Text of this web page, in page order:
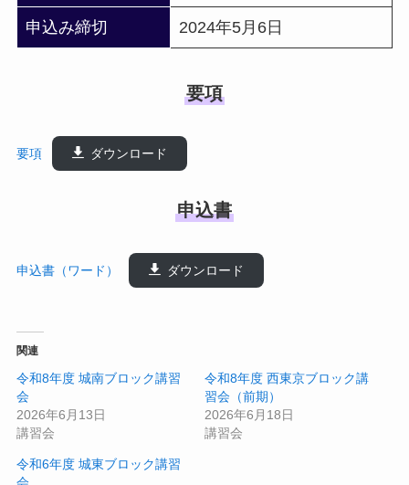
申込み締切 2024年5月6日
要項
要項 ダウンロード
申込書
申込書（ワード） ダウンロード
関連
令和8年度 城南ブロック講習
会
2026年6月13日
講習会
令和8年度 西東京ブロック講
習会（前期）
2026年6月18日
講習会
令和6年度 城東ブロック講習